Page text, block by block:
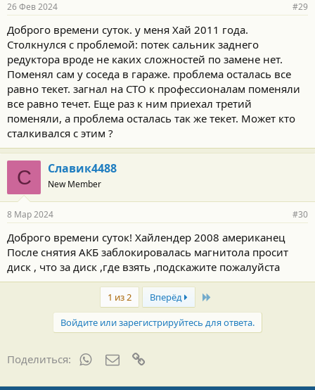
н
о
с
т
и
:
26 Фев 2024 #29
Доброго времени суток. у меня Хай 2011 года.
Столкнулся с проблемой: потек сальник заднего
редуктора вроде не каких сложностей по замене нет.
Поменял сам у соседа в гараже. проблема осталась все
равно текет. загнал на СТО к профессионалам поменяли
все равно течет. Еще раз к ним приехал третий
поменяли, а проблема осталась так же текет. Может кто
сталкивался с этим ?
С Славик4488
New Member
8 Мар 2024 #30
Доброго времени суток! Хайлендер 2008 американец
После снятия АКБ заблокировалась магнитола просит
диск , что за диск ,где взять ,подскажите пожалуйста
1 из 2 Вперёд Last
Войдите или зарегистрируйтесь для ответа.
Поделиться: WhatsAppЭлектронная почта